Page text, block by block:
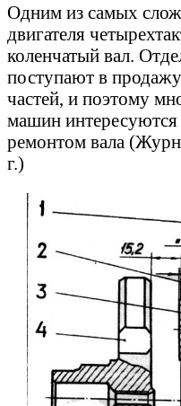
Одним из самых
двигателя
коленчатый вал.
поступают в
частей, и поэтому
машин
ремонтом вала
г.)